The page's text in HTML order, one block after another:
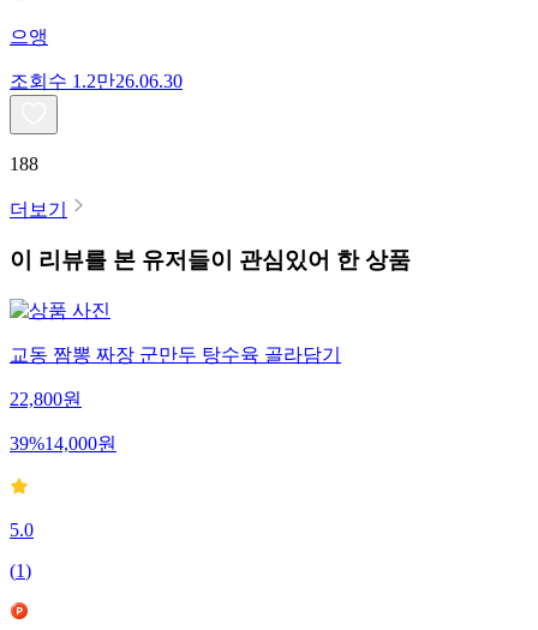
으앵
조회수 1.2만26.06.30
188
더보기
이 리뷰를 본 유저들이 관심있어 한 상품
교동 짬뽕 짜장 군만두 탕수육 골라담기
22,800원
39%14,000원
5.0
(1)